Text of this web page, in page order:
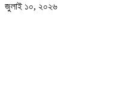
জুলাই ১০, ২০২৬